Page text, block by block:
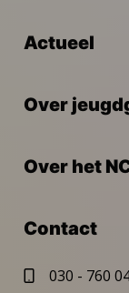
Actueel
Over
Over het
Contact
030 - 760